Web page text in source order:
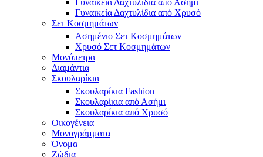
Γυναικεία Δαχτυλίδια από Ασήμι
Γυναικεία Δαχτυλίδια από Χρυσό
Σετ Κοσμημάτων
Ασημένιο Σετ Κοσμημάτων
Χρυσό Σετ Κοσμημάτων
Μονόπετρα
Διαμάντια
Σκουλαρίκια
Σκουλαρίκια Fashion
Σκουλαρίκια από Ασήμι
Σκουλαρίκια από Χρυσό
Οικογένεια
Μονογράμματα
Όνομα
Ζώδια